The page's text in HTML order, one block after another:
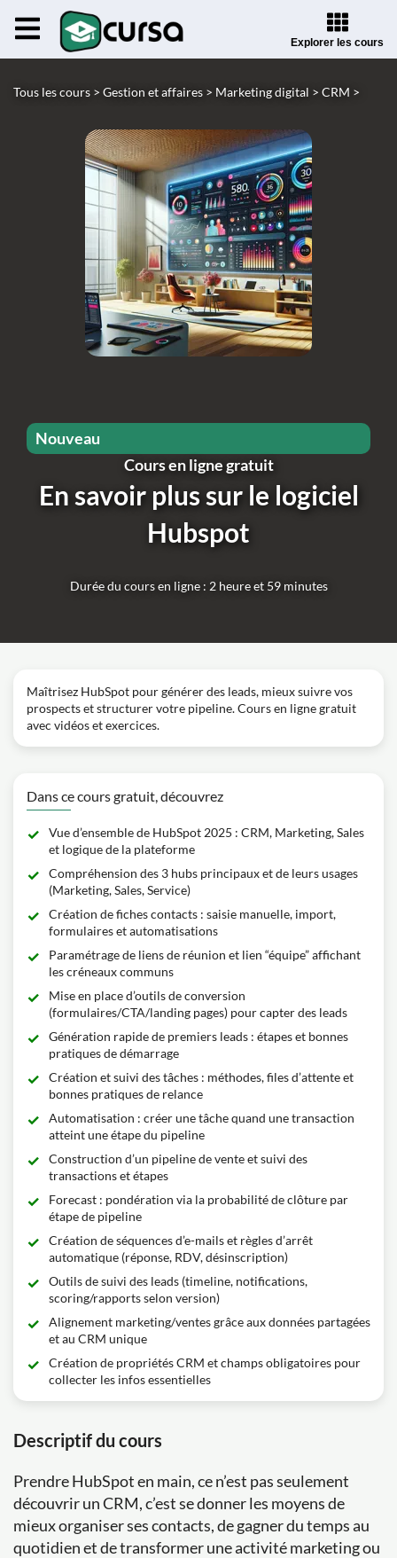
Explorer les cours
Tous les cours > Gestion et affaires > Marketing digital > CRM >
Cours en ligne gratuit
En savoir plus sur le logiciel
Hubspot
Durée du cours en ligne : 2 heure et 59 minutes
Nouveau
Maîtrisez HubSpot pour générer des leads, mieux suivre vos
prospects et structurer votre pipeline. Cours en ligne gratuit
avec vidéos et exercices.
Dans ce cours gratuit, découvrez
Vue d’ensemble de HubSpot 2025 : CRM, Marketing, Sales
et logique de la plateforme
Compréhension des 3 hubs principaux et de leurs usages
(Marketing, Sales, Service)
Création de fiches contacts : saisie manuelle, import,
formulaires et automatisations
Paramétrage de liens de réunion et lien “équipe” affichant
les créneaux communs
Mise en place d’outils de conversion
(formulaires/CTA/landing pages) pour capter des leads
Génération rapide de premiers leads : étapes et bonnes
pratiques de démarrage
Création et suivi des tâches : méthodes, files d’attente et
bonnes pratiques de relance
Automatisation : créer une tâche quand une transaction
atteint une étape du pipeline
Construction d’un pipeline de vente et suivi des
transactions et étapes
Forecast : pondération via la probabilité de clôture par
étape de pipeline
Création de séquences d’e-mails et règles d’arrêt
automatique (réponse, RDV, désinscription)
Outils de suivi des leads (timeline, notifications,
scoring/rapports selon version)
Alignement marketing/ventes grâce aux données partagées
et au CRM unique
Création de propriétés CRM et champs obligatoires pour
collecter les infos essentielles
Descriptif du cours
Prendre HubSpot en main, ce n’est pas seulement
découvrir un CRM, c’est se donner les moyens de
mieux organiser ses contacts, de gagner du temps au
quotidien et de transformer une activité marketing ou